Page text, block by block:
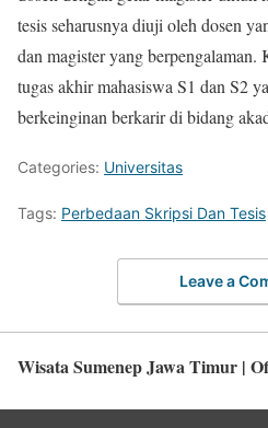
tesis seharusnya diuji oleh dosen
dan magister yang berpengalaman.
tugas akhir mahasiswa S1 dan S2
berkeinginan berkarir di bidang
Categories: Universitas
Tags: Perbedaan Skripsi Dan Tesis
Leave a
Wisata Sumenep Jawa Timur |